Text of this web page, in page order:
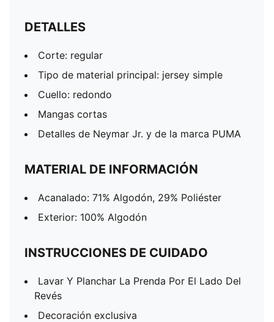
DETALLES
Corte: regular
Tipo de material principal: jersey simple
Cuello: redondo
Mangas cortas
Detalles de Neymar Jr. y de la marca PUMA
MATERIAL DE INFORMACIÓN
Acanalado: 71% Algodón, 29% Poliéster
Exterior: 100% Algodón
INSTRUCCIONES DE CUIDADO
Lavar Y Planchar La Prenda Por El Lado Del
Revés
Decoración exclusiva